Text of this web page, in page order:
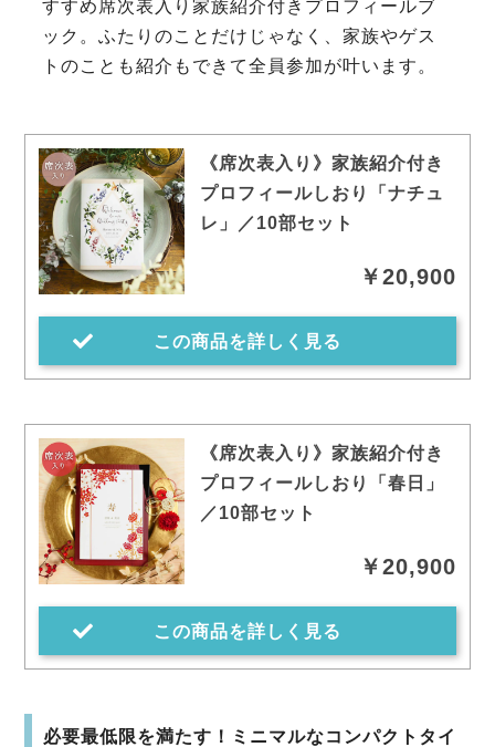
すすめ席次表入り家族紹介付きプロフィールブ
ック。ふたりのことだけじゃなく、家族やゲス
トのことも紹介もできて全員参加が叶います。
《席次表入り》家族紹介付き
プロフィールしおり「ナチュ
レ」／10部セット
￥20,900
この商品を詳しく見る
《席次表入り》家族紹介付き
プロフィールしおり「春日」
／10部セット
￥20,900
この商品を詳しく見る
必要最低限を満たす！ミニマルなコンパクトタイ